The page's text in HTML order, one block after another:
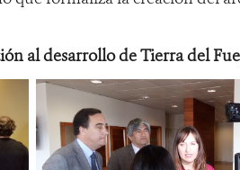
al desarrollo de Tierra del